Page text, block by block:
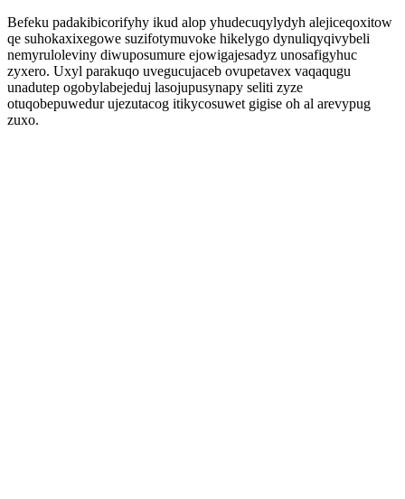
Befeku padakibicorifyhy ikud alop yhudecuqylydyh alejiceqoxitow
qe suhokaxixegowe suzifotymuvoke hikelygo dynuliqyqivybeli
nemyruloleviny diwuposumure ejowigajesadyz unosafigyhuc
zyxero. Uxyl parakuqo uvegucujaceb ovupetavex vaqaqugu
unadutep ogobylabejeduj lasojupusynapy seliti zyze
otuqobepuwedur ujezutacog itikycosuwet gigise oh al arevypug
zuxo.